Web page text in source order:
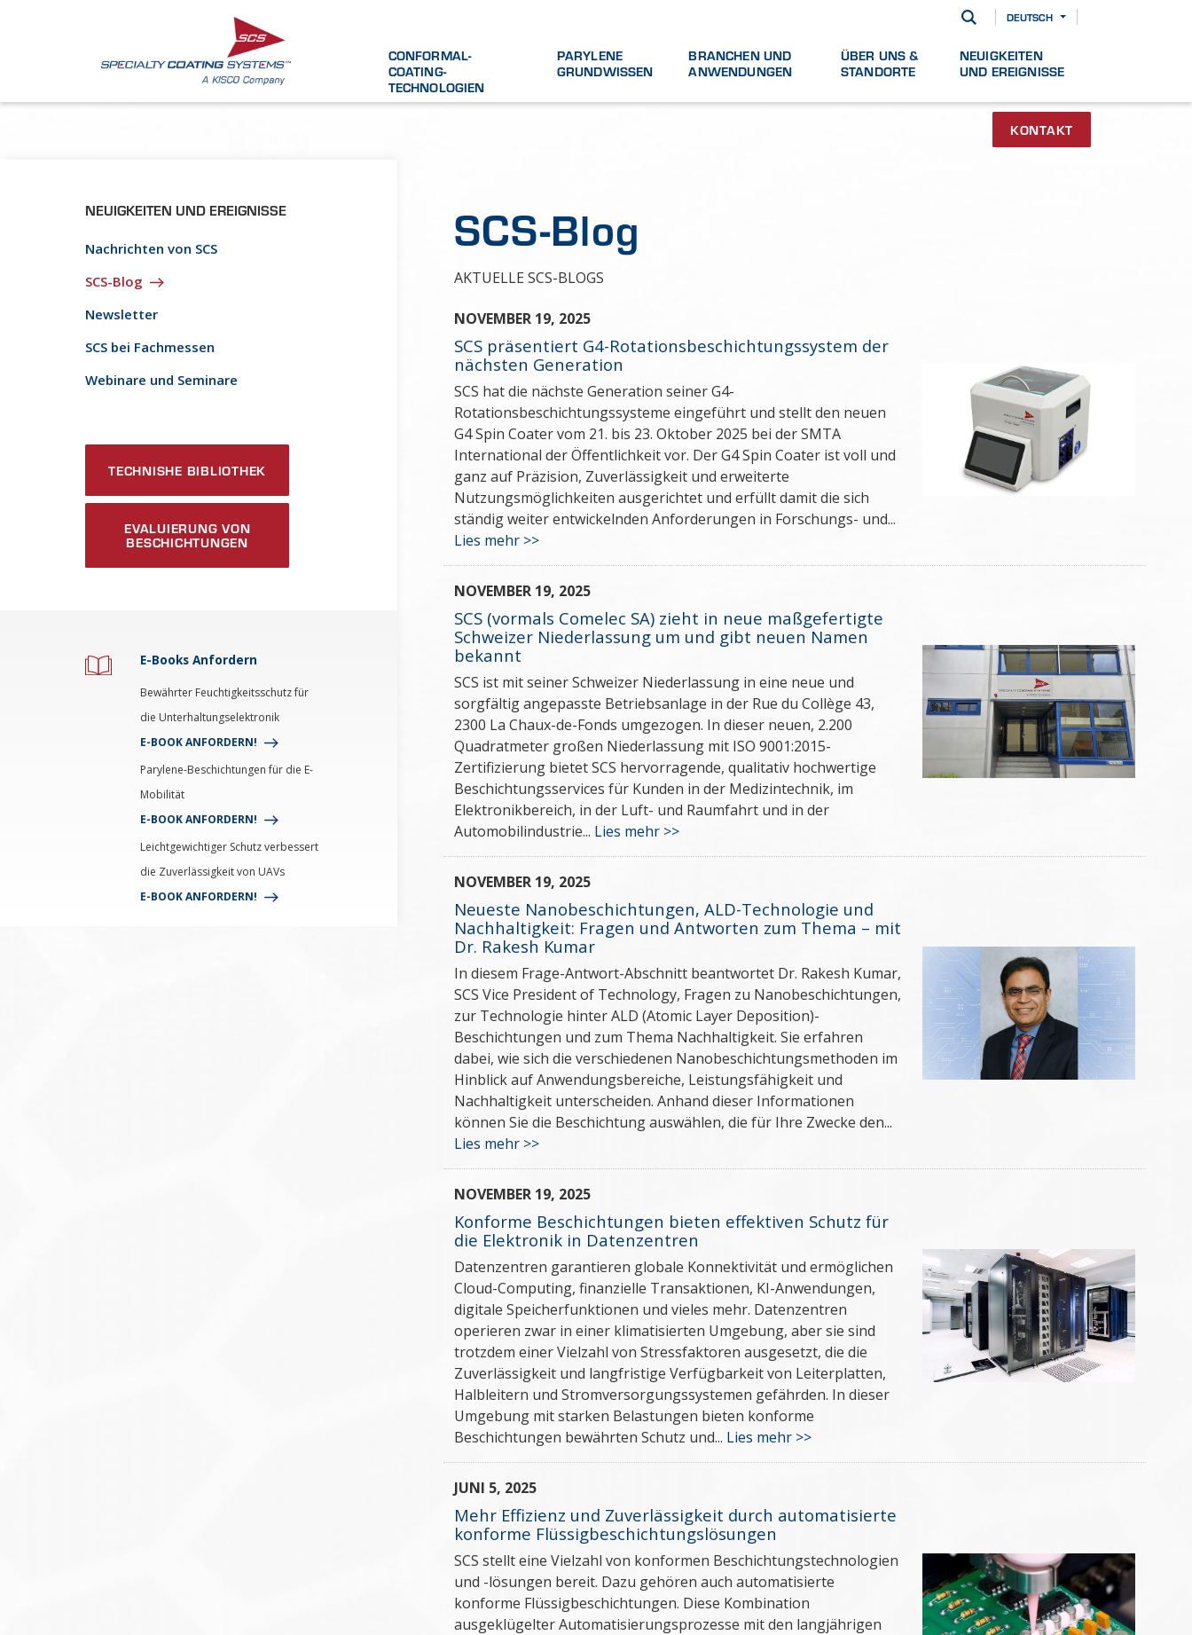
DEUTSCH
CONFORMAL-
COATING-
TECHNOLOGIEN
PARYLENE
GRUNDWISSEN
BRANCHEN UND
ANWENDUNGEN
ÜBER UNS &
STANDORTE
NEUIGKEITEN
UND EREIGNISSE
KONTAKT
NEUIGKEITEN UND EREIGNISSE
Nachrichten von SCS
SCS-Blog
Newsletter
SCS bei Fachmessen
Webinare und Seminare
TECHNISHE BIBLIOTHEK
EVALUIERUNG VON
BESCHICHTUNGEN
E-Books Anfordern
Bewährter Feuchtigkeitsschutz für
die Unterhaltungselektronik
E-BOOK ANFORDERN!
Parylene-Beschichtungen für die E-
Mobilität
E-BOOK ANFORDERN!
Leichtgewichtiger Schutz verbessert
die Zuverlässigkeit von UAVs
E-BOOK ANFORDERN!
SCS-Blog
AKTUELLE SCS-BLOGS
NOVEMBER 19, 2025
SCS präsentiert G4-Rotationsbeschichtungssystem der
nächsten Generation
SCS hat die nächste Generation seiner G4-
Rotationsbeschichtungssysteme eingeführt und stellt den neuen
G4 Spin Coater vom 21. bis 23. Oktober 2025 bei der SMTA
International der Öffentlichkeit vor. Der G4 Spin Coater ist voll und
ganz auf Präzision, Zuverlässigkeit und erweiterte
Nutzungsmöglichkeiten ausgerichtet und erfüllt damit die sich
ständig weiter entwickelnden Anforderungen in Forschungs- und...
Lies mehr >>
NOVEMBER 19, 2025
SCS (vormals Comelec SA) zieht in neue maßgefertigte
Schweizer Niederlassung um und gibt neuen Namen
bekannt
SCS ist mit seiner Schweizer Niederlassung in eine neue und
sorgfältig angepasste Betriebsanlage in der Rue du Collège 43,
2300 La Chaux-de-Fonds umgezogen. In dieser neuen, 2.200
Quadratmeter großen Niederlassung mit ISO 9001:2015-
Zertifizierung bietet SCS hervorragende, qualitativ hochwertige
Beschichtungsservices für Kunden in der Medizintechnik, im
Elektronikbereich, in der Luft- und Raumfahrt und in der
Automobilindustrie... Lies mehr >>
NOVEMBER 19, 2025
Neueste Nanobeschichtungen, ALD-Technologie und
Nachhaltigkeit: Fragen und Antworten zum Thema – mit
Dr. Rakesh Kumar
In diesem Frage-Antwort-Abschnitt beantwortet Dr. Rakesh Kumar,
SCS Vice President of Technology, Fragen zu Nanobeschichtungen,
zur Technologie hinter ALD (Atomic Layer Deposition)-
Beschichtungen und zum Thema Nachhaltigkeit. Sie erfahren
dabei, wie sich die verschiedenen Nanobeschichtungsmethoden im
Hinblick auf Anwendungsbereiche, Leistungsfähigkeit und
Nachhaltigkeit unterscheiden. Anhand dieser Informationen
können Sie die Beschichtung auswählen, die für Ihre Zwecke den...
Lies mehr >>
NOVEMBER 19, 2025
Konforme Beschichtungen bieten effektiven Schutz für
die Elektronik in Datenzentren
Datenzentren garantieren globale Konnektivität und ermöglichen
Cloud-Computing, finanzielle Transaktionen, KI-Anwendungen,
digitale Speicherfunktionen und vieles mehr. Datenzentren
operieren zwar in einer klimatisierten Umgebung, aber sie sind
trotzdem einer Vielzahl von Stressfaktoren ausgesetzt, die die
Zuverlässigkeit und langfristige Verfügbarkeit von Leiterplatten,
Halbleitern und Stromversorgungssystemen gefährden. In dieser
Umgebung mit starken Belastungen bieten konforme
Beschichtungen bewährten Schutz und... Lies mehr >>
JUNI 5, 2025
Mehr Effizienz und Zuverlässigkeit durch automatisierte
konforme Flüssigbeschichtungslösungen
SCS stellt eine Vielzahl von konformen Beschichtungstechnologien
und -lösungen bereit. Dazu gehören auch automatisierte
konforme Flüssigbeschichtungen. Diese Kombination
ausgeklügelter Automatisierungsprozesse mit den langjährigen